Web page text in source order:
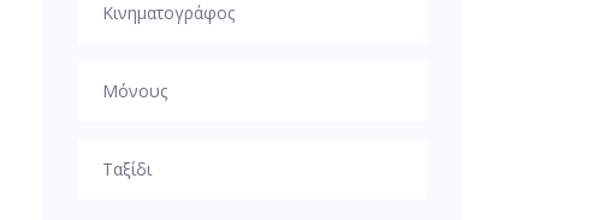
Κινηματογράφος
Μόνους
Ταξίδι